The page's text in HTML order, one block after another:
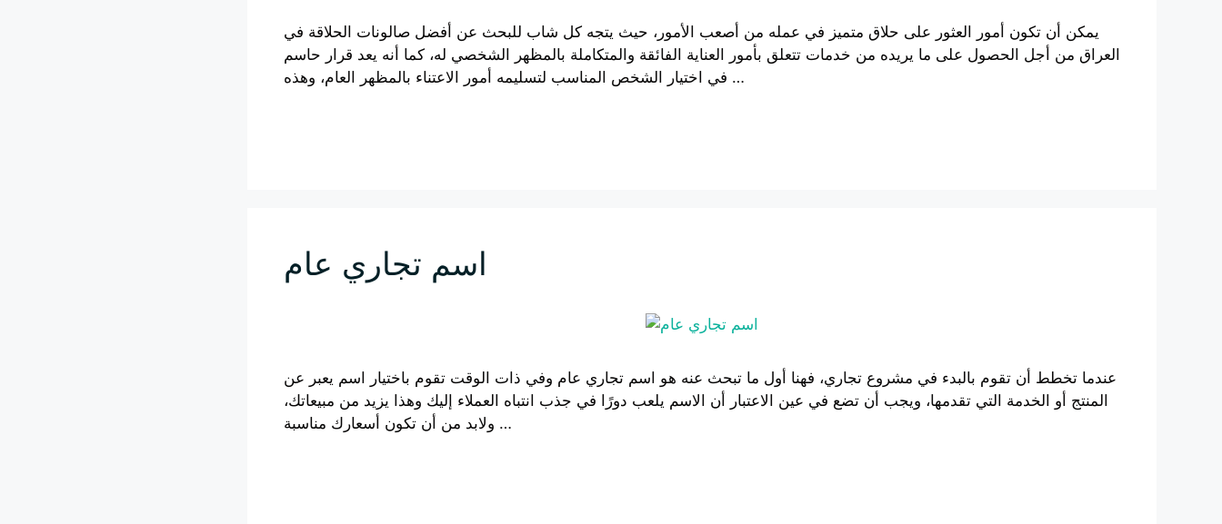
يمكن أن تكون أمور العثور على حلاق متميز في عمله من أصعب الأمور، حيث يتجه كل شاب للبحث عن أفضل صالونات الحلاقة في
العراق من أجل الحصول على ما يريده من خدمات تتعلق بأمور العناية الفائقة والمتكاملة بالمظهر الشخصي له، كما أنه يعد قرار حاسم
في اختيار الشخص المناسب لتسليمه أمور الاعتناء بالمظهر العام، وهذه …
اسم تجاري عام
عندما تخطط أن تقوم بالبدء في مشروع تجاري، فهنا أول ما تبحث عنه هو اسم تجاري عام وفي ذات الوقت تقوم باختيار اسم يعبر عن
المنتج أو الخدمة التي تقدمها، ويجب أن تضع في عين الاعتبار أن الاسم يلعب دورًا في جذب انتباه العملاء إليك وهذا يزيد من مبيعاتك،
ولابد من أن تكون أسعارك مناسبة …